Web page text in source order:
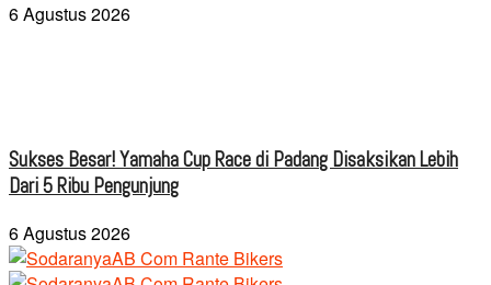
6 Agustus 2026
Sukses Besar! Yamaha Cup Race di Padang Disaksikan Lebih
Dari 5 Ribu Pengunjung
6 Agustus 2026